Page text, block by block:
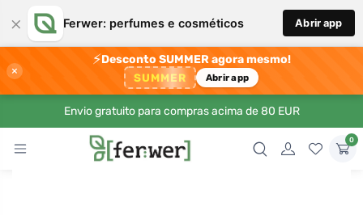
× Ferwer: perfumes e cosméticos Abrir app
×
⚡Desconto SUMMER agora mesmo!
SUMMER Abrir app
Envio gratuito para compras acima de 80 EUR
0